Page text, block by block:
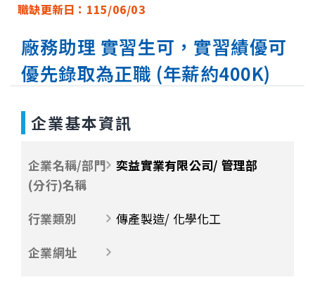
職缺更新日： 115/06/03
廠務助理 實習生可，實習績優可
優先錄取為正職 (年薪約400K)
企業基本資訊
企業名稱/部門
(分行)名稱
奕益實業有限公司/ 管理部
行業類別
傳產製造/ 化學化工
企業網址